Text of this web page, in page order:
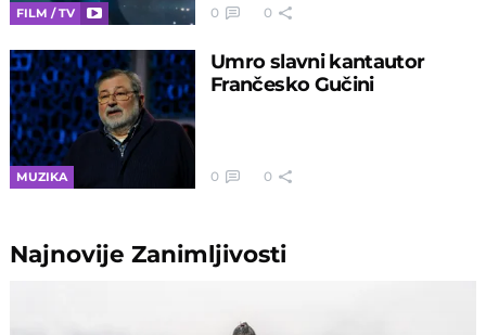
FILM / TV 0 0
MUZIKA
Umro slavni kantautor
Frančesko Gučini
0 0
NajnovijeZanimljivosti